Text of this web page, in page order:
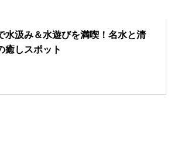
水汲み＆水遊びを満喫！名水と清
癒しスポット